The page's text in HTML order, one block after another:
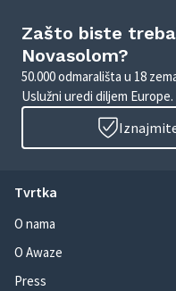
Zašto biste
Novasolom?
50.000 odmarališta u 18
Uslužni uredi diljem
Tvrtka
O nama
O Awaze
Press